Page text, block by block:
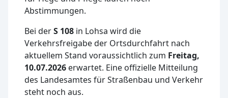
Abstimmungen.
Bei derS 108 in Lohsa wird die
Verkehrsfreigabe der Ortsdurchfahrt nach
aktuellem Stand voraussichtlich zum Freitag,
10.07.2026 erwartet. Eine offizielle Mitteilung
des Landesamtes für Straßenbau und Verkehr
steht noch aus.